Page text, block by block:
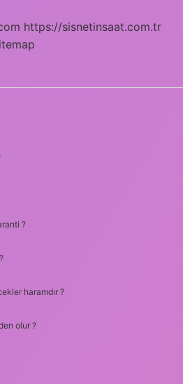
https://sisnetinsaat.com.tr
?
haramdır ?
olur ?